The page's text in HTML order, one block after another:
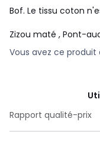
Bof. Le tissu coton
Zizou maté , Pont-
Vous avez ce produit
Rapport qualité-prix